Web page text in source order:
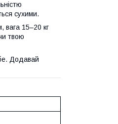
сухими.
вага 15–20 кг
твою
Додавай